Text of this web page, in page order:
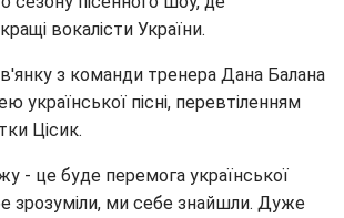
вокалісти України.
з команди тренера Дана Балана
української пісні, перевтіленням
Цісик.
- це буде перемога української
зрозуміли, ми себе знайшли. Дуже